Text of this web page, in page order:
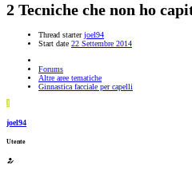
2 Tecniche che non ho
Thread starter joel94
Start date 22 Settembre 2014
Forums
Altre aree tematiche
Ginnastica facciale per capelli
J
joel94
Utente